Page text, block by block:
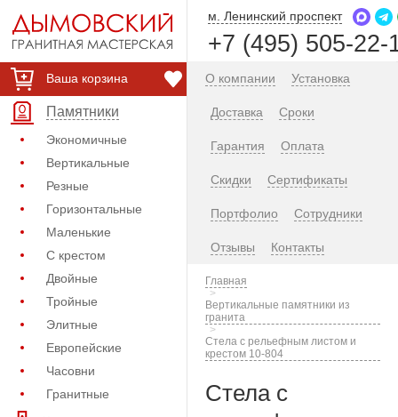
Ваша корзина
Памятники
Экономичные
Вертикальные
Резные
Горизонтальные
Маленькие
С крестом
Двойные
Тройные
Элитные
Европейские
Часовни
Гранитные
м. Ленинский проспект
+7 (495) 505-22-
О компании Установка
Доставка Сроки
Гарантия Оплата
Скидки Сертификаты
Портфолио Сотрудники
Отзывы Контакты
Главная
Вертикальные памятники из
гранита
Стела с рельефным листом и
крестом 10-804
Стела с